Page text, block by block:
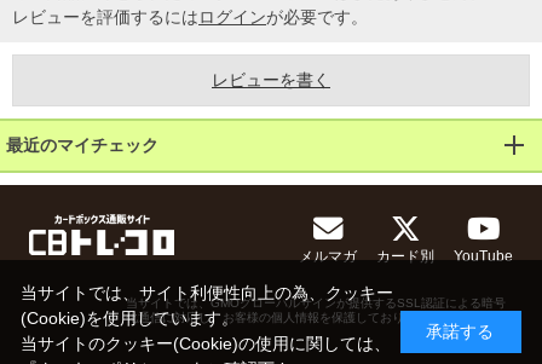
レビューを評価するにはログインが必要です。
レビューを書く
最近のマイチェック
メルマガ カード別 YouTube
当サイトでは、GMOグローバルサインが提供するSSL認証による暗号
化通信に対応し、お客様の個人情報を保護しております。
当サイトでは、サイト利便性向上の為、クッキー
(Cookie)を使用しています。
当サイトのクッキー(Cookie)の使用に関しては、
承諾する